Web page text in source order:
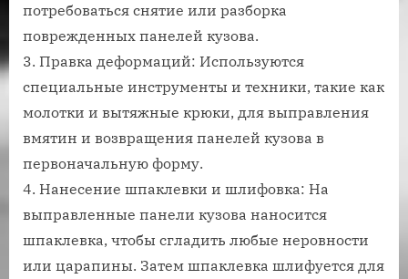
потребоваться снятие или разборка
поврежденных панелей кузова.
3. Правка деформаций: Используются
специальные инструменты и техники, такие как
молотки и вытяжные крюки, для выправления
вмятин и возвращения панелей кузова в
первоначальную форму.
4. Нанесение шпаклевки и шлифовка: На
выправленные панели кузова наносится
шпаклевка, чтобы сгладить любые неровности
или царапины. Затем шпаклевка шлифуется для